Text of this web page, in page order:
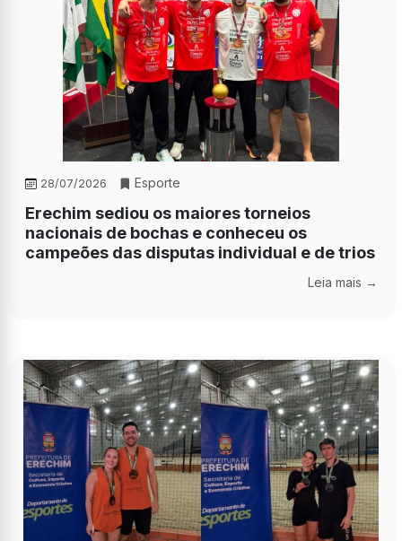
28/07/2026 Esporte
Erechim sediou os maiores torneios
nacionais de bochas e conheceu os
campeões das disputas individual e de trios
Leia mais →